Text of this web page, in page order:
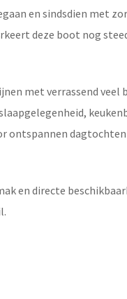
en sindsdien met
deze boot nog
met verrassend veel
ontspannen
en directe